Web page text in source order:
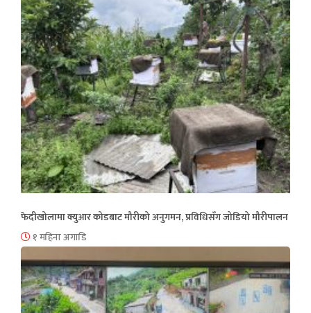
फेदीखोलामा क्युआर कोडबाट मौरीको अनुगमन, प्रविधिसँग जोडियो मौरीपालन
१ महिना अगाडि